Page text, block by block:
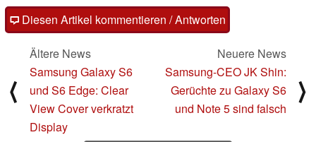
Diesen Artikel kommentieren / Antworten
⟨
Ältere News
Samsung Galaxy S6
und S6 Edge: Clear
View Cover verkratzt
Display
Neuere News
Samsung-CEO JK Shin:
Gerüchte zu Galaxy S6
und Note 5 sind falsch
⟩